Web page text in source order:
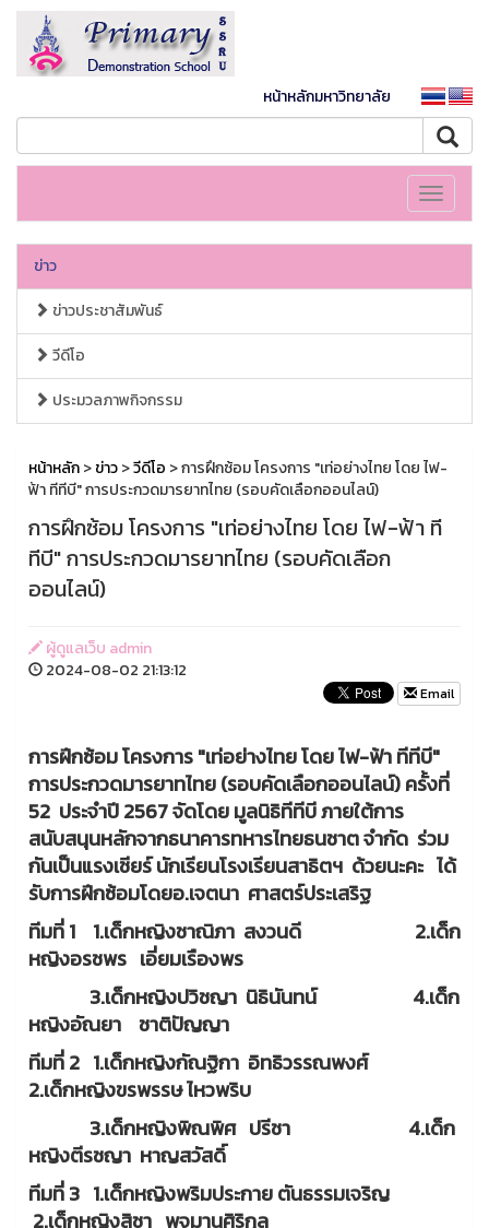
หน้าหลักมหาวิทยาลัย
Toggle
ข่าว
ข่าวประชาสัมพันธ์
วีดีโอ
ประมวลภาพกิจกรรม
หน้าหลัก>ข่าว>วีดีโอ > การฝึกซ้อม โครงการ "เท่อย่างไทย โดย ไฟ-
ฟ้า ทีทีบี" การประกวดมารยาทไทย (รอบคัดเลือกออนไลน์)
การฝึกซ้อม โครงการ "เท่อย่างไทย โดย ไฟ-ฟ้า ที
ทีบี" การประกวดมารยาทไทย (รอบคัดเลือก
ออนไลน์)
ผู้ดูแลเว็บ admin
2024-08-02 21:13:12
Email
การฝึกซ้อม โครงการ "เท่อย่างไทย โดย ไฟ-ฟ้า ทีทีบี"
การประกวดมารยาทไทย (รอบคัดเลือกออนไลน์) ครั้งที่
52 ประจำปี 2567 จัดโดย มูลนิธิทีทีบี ภายใต้การ
สนับสนุนหลักจากธนาคารทหารไทยธนชาต จำกัด ร่วม
กันเป็นแรงเชียร์ นักเรียนโรงเรียนสาธิตฯ ด้วยนะคะ ได้
รับการฝึกซ้อมโดยอ.เจตนา ศาสตร์ประเสริฐ
ทีมที่ 1 1.เด็กหญิงชาณิภา สงวนดี 2.เด็ก
หญิงอรชพร เอี่ยมเรืองพร
3.เด็กหญิงปวิชญา นิธินันทน์ 4.เด็ก
หญิงอัณยา ชาติปัญญา
ทีมที่ 2 1.เด็กหญิงกัณฐิกา อิทธิวรรณพงศ์
2.เด็กหญิงขรพรรษ ไหวพริบ
3.เด็กหญิงพิณพิศ ปรีชา 4.เด็ก
หญิงตีรชญา หาญสวัสดิ์
ทีมที่ 3 1.เด็กหญิงพริมประกาย ตันธรรมเจริญ
2.เด็กหญิงสิชา พจมานศิริกุล